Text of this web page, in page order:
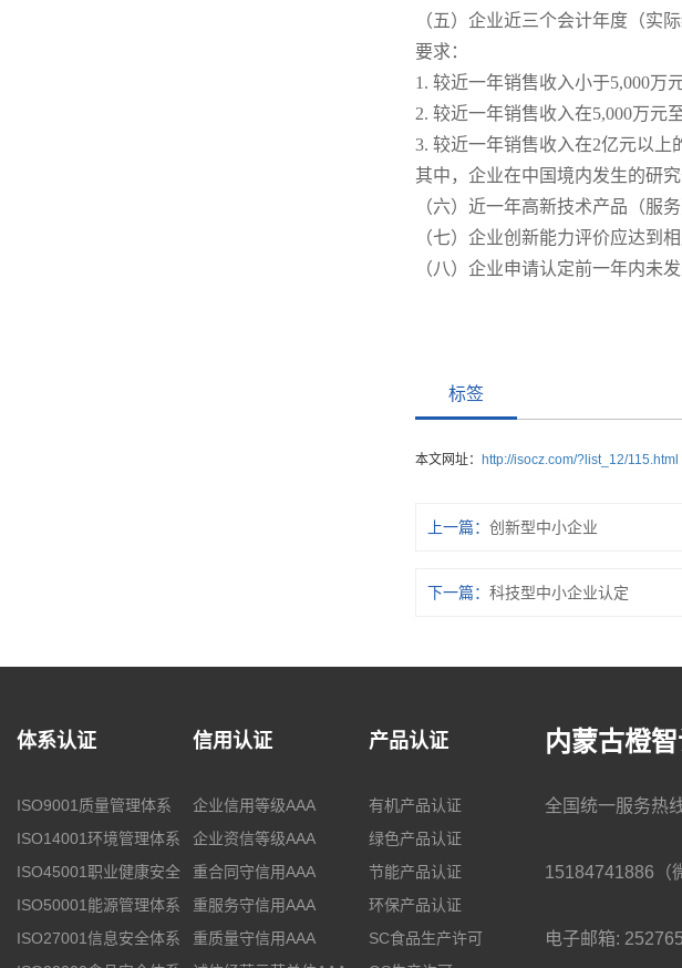
（五）企业近三个会计年度（实
要求：
1. 较近一年销售收入小于5,000万
2. 较近一年销售收入在5,000万元
3. 较近一年销售收入在2亿元以上
其中，企业在中国境内发生的研
（六）近一年高新技术产品（服
（七）企业创新能力评价应达到相
（八）企业申请认定前一年内未
标签
本文网址： http://isocz.com/?list_12/115.html
上一篇： 创新型中小企业
下一篇： 科技型中小企业认定
体系认证
ISO9001质量管理体系
ISO14001环境管理体系
ISO45001职业健康安全
ISO50001能源管理体系
ISO27001信息安全体系
信用认证
企业信用等级AAA
企业资信等级AAA
重合同守信用AAA
重服务守信用AAA
重质量守信用AAA
产品认证
有机产品认证
绿色产品认证
节能产品认证
环保产品认证
SC食品生产许可
内蒙古橙
全国统一服务热
15184741886（
电子邮箱: